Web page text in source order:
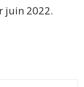
juin 2022.